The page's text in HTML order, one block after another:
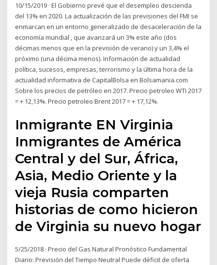
10/15/2019 · El Gobierno prevé que el desempleo descienda
del 13% en 2020. La actualización de las previsiones del FMI se
enmarcan en un entorno generalizado de desaceleración de la
economía mundial , que avanzará un 3% este año (dos
décimas menos que en la previsión de verano) y un 3,4% el
próximo (una décima menos). Información de actualidad
política, sucesos, empresas, terrorismo y la última hora de la
actualidad informativa de CapitalBolsa en Bolsamania.com
Sobre los precios de petróleo en 2017. Precio petroleo WTI 2017
= + 12,13%. Precio petroleo Brent 2017 = + 17,12%.
Inmigrante EN Virginia
Inmigrantes de América
Central y del Sur, África,
Asia, Medio Oriente y la
vieja Rusia comparten
historias de como hicieron
de Virginia su nuevo hogar
5/25/2018 · Precio del Gas Natural Pronóstico Fundamental
Diario: Previsión del Tiempo Neutral Puede déficit de oferta